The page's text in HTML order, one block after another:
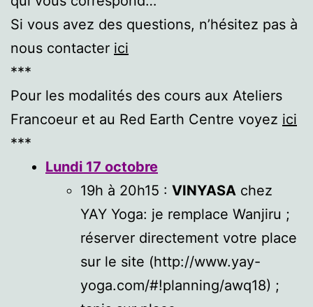
Si vous avez des questions, n’hésitez pas à
nous contacter ici
***
Pour les modalités des cours aux Ateliers
Francoeur et au Red Earth Centre voyez ici
***
Lundi 17 octobre
19h à 20h15 : VINYASA chez
YAY Yoga: je remplace Wanjiru ;
réserver directement votre place
sur le site (http://www.yay-
yoga.com/#!planning/awq18) ;